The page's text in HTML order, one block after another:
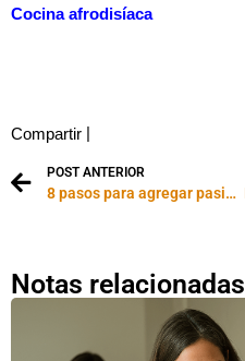
Cocina afrodisíaca
Compartir |
POST ANTERIOR
8 pasos para agregar pasión y sensualidad a su vida
Notas relacionadas